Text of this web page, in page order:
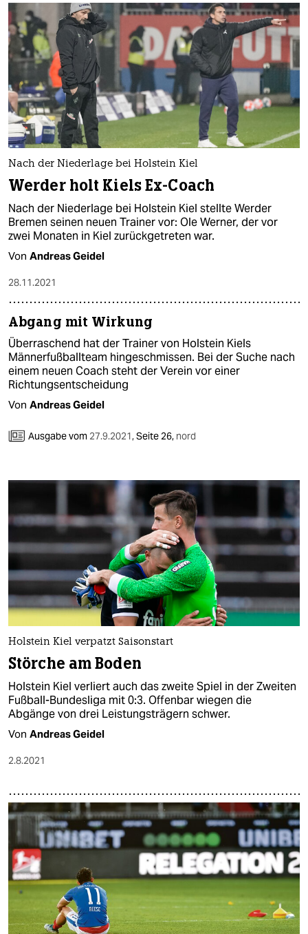
Nach der Niederlage bei Holstein Kiel
Werder holt Kiels Ex-Coach
Nach der Niederlage bei Holstein Kiel stellte Werder
Bremen seinen neuen Trainer vor: Ole Werner, der vor
zwei Monaten in Kiel zurückgetreten war.
Von Andreas Geidel
28.11.2021
Abgang mit Wirkung
Überraschend hat der Trainer von Holstein Kiels
Männerfußballteam hingeschmissen. Bei der Suche nach
einem neuen Coach steht der Verein vor einer
Richtungsentscheidung
Von Andreas Geidel
Ausgabe vom 27.9.2021,Seite 26, nord
Holstein Kiel verpatzt Saisonstart
Störche am Boden
Holstein Kiel verliert auch das zweite Spiel in der Zweiten
Fußball-Bundesliga mit 0:3. Offenbar wiegen die
Abgänge von drei Leistungsträgern schwer.
Von Andreas Geidel
2.8.2021